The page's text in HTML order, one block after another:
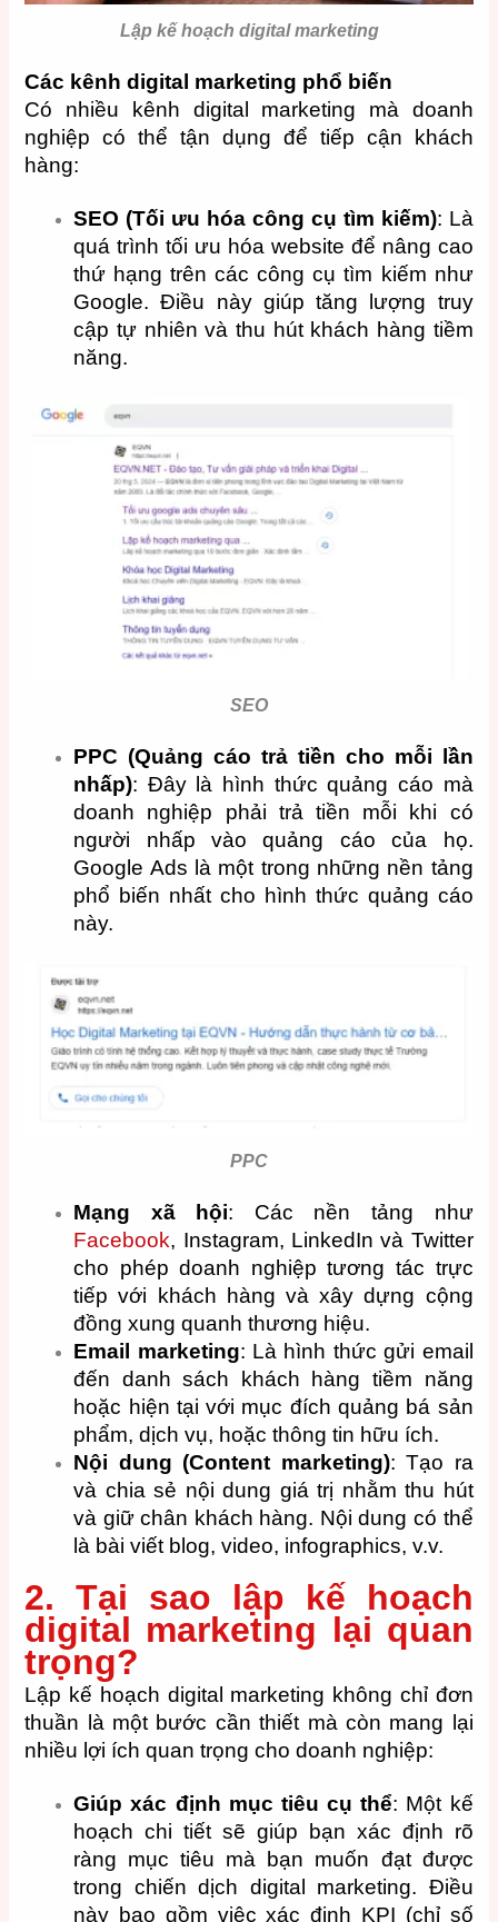
Lập kế hoạch digital marketing
Các kênh digital marketing phổ biến
Có nhiều kênh digital marketing mà doanh
nghiệp có thể tận dụng để tiếp cận khách
hàng:
SEO (Tối ưu hóa công cụ tìm kiếm): Là
quá trình tối ưu hóa website để nâng cao
thứ hạng trên các công cụ tìm kiếm như
Google. Điều này giúp tăng lượng truy
cập tự nhiên và thu hút khách hàng tiềm
năng.
SEO
PPC (Quảng cáo trả tiền cho mỗi lần
nhấp): Đây là hình thức quảng cáo mà
doanh nghiệp phải trả tiền mỗi khi có
người nhấp vào quảng cáo của họ.
Google Ads là một trong những nền tảng
phổ biến nhất cho hình thức quảng cáo
này.
PPC
Mạng xã hội: Các nền tảng như
Facebook, Instagram, LinkedIn và Twitter
cho phép doanh nghiệp tương tác trực
tiếp với khách hàng và xây dựng cộng
đồng xung quanh thương hiệu.
Email marketing: Là hình thức gửi email
đến danh sách khách hàng tiềm năng
hoặc hiện tại với mục đích quảng bá sản
phẩm, dịch vụ, hoặc thông tin hữu ích.
Nội dung (Content marketing): Tạo ra
và chia sẻ nội dung giá trị nhằm thu hút
và giữ chân khách hàng. Nội dung có thể
là bài viết blog, video, infographics, v.v.
2. Tại sao lập kế hoạch
digital marketing lại quan
trọng?
Lập kế hoạch digital marketing không chỉ đơn
thuần là một bước cần thiết mà còn mang lại
nhiều lợi ích quan trọng cho doanh nghiệp:
Giúp xác định mục tiêu cụ thể: Một kế
hoạch chi tiết sẽ giúp bạn xác định rõ
ràng mục tiêu mà bạn muốn đạt được
trong chiến dịch digital marketing. Điều
này bao gồm việc xác định KPI (chỉ số